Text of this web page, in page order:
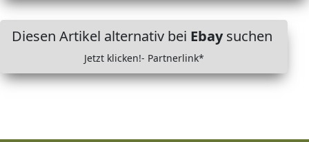
Diesen Artikel alternativ bei Ebaysuchen
Jetzt klicken!- Partnerlink*